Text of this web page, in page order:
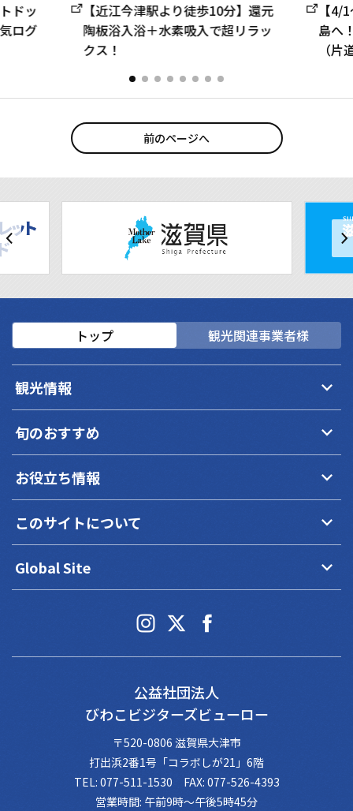
ドッ
ログ
【近江今津駅より徒歩10分】還元
陶板浴入浴＋水素吸入で超リラッ
クス！
【4/
島へ
（片
前のページへ
トップ 観光関連事業者様
観光情報 keyboard_arrow_down
旬のおすすめ keyboard_arrow_down
お役立ち情報 keyboard_arrow_down
このサイトについて keyboard_arrow_down
Global Site keyboard_arrow_down
公益社団法人
びわこビジターズビューロー
〒520-0806 滋賀県大津市
打出浜2番1号「コラボしが21」6階
TEL: 077-511-1530 FAX: 077-526-4393
営業時間: 午前9時～午後5時45分